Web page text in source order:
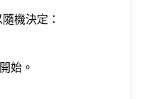
隨機決定：
始。